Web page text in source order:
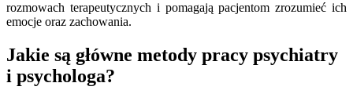
rozmowach terapeutycznych i pomagają pacjentom zrozumieć ich
emocje oraz zachowania.
Jakie są główne metody pracy psychiatry
i psychologa?